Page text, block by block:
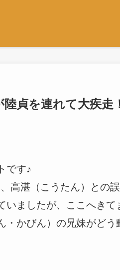
貞を連れて大疾走
です♪
高湛（こうたん）との誤
いましたが、ここへきて
・かびん）の兄妹がどう